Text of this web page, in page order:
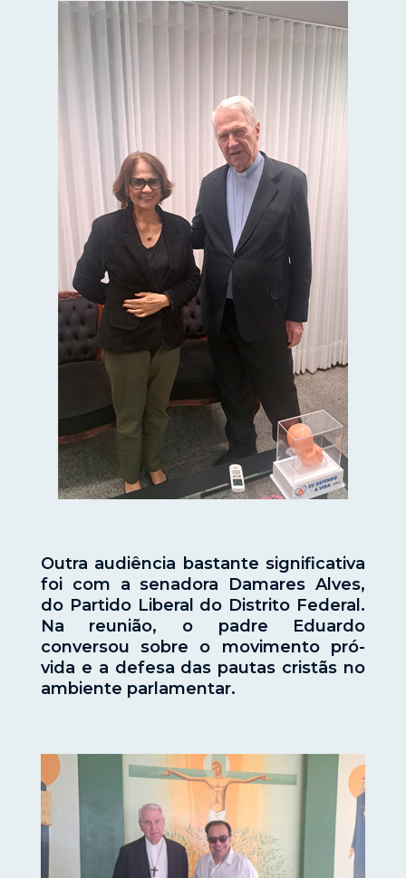
Outra audiência bastante significativa
foi com a senadora Damares Alves,
do Partido Liberal do Distrito Federal.
Na reunião, o padre Eduardo
conversou sobre o movimento pró-
vida e a defesa das pautas cristãs no
ambiente parlamentar.